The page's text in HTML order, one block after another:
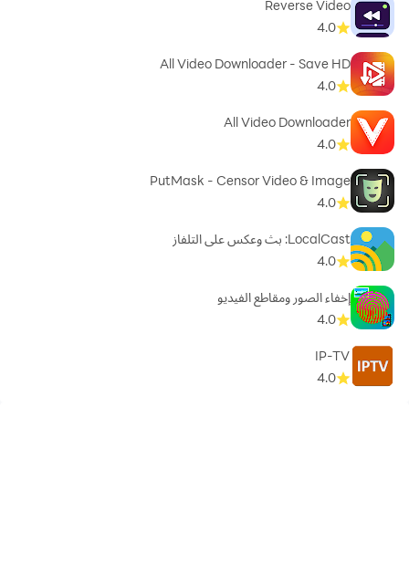
Reverse Video
4.0
All Video Downloader - Save HD
4.0
All Video Downloader
4.0
PutMask - Censor Video & Image
4.0
LocalCast: بث وعكس على التلفاز
4.0
إخفاء الصور ومقاطع الفيديو
4.0
IP-TV
4.0